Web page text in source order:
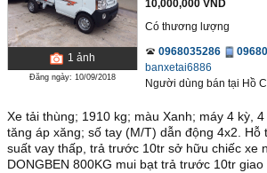
1 ảnh
Đăng ngày: 10/09/2018
10,000,000 VND
Có thương lượng
0968035286
banxetai6886
Người dùng bán tại Hồ
Xe tải thùng; 1910 kg; màu Xanh; máy 4 kỳ, 4
tăng áp xăng; số tay (M/T) dẫn động 4x2. Hỗ
suất vay thấp, trả trước 10tr sở hữu chiếc xe
DONGBEN 800KG mui bạt trả trước 10tr giao